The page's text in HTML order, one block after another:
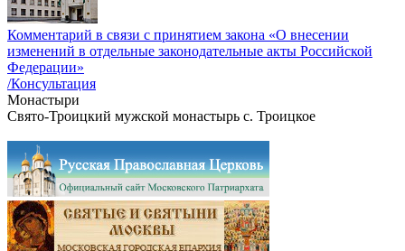
Комментарий в связи с принятием закона «О внесении
изменений в отдельные законодательные акты Российской
Федерации»
/Консультация
Монастыри
Свято-Троицкий мужской монастырь с. Троицкое